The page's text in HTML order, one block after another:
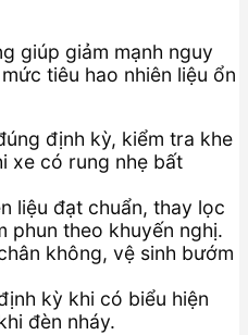
giúp giảm mạnh nguy
tiêu hao nhiên liệu ổn
định kỳ, kiểm tra khe
xe có rung nhẹ bất
liệu đạt chuẩn, thay lọc
phun theo khuyến nghị.
không, vệ sinh bướm
kỳ khi có biểu hiện
đèn nháy.